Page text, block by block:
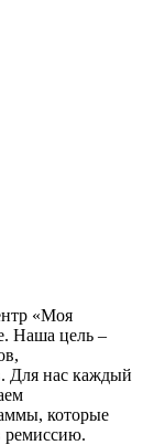
«Моя
Наша цель –
Для нас каждый
которые
ремиссию.